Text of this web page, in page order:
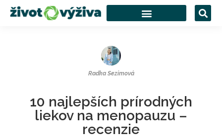
Radka Sezimová
10 najlepších prírodných
liekov na menopauzu –
recenzie